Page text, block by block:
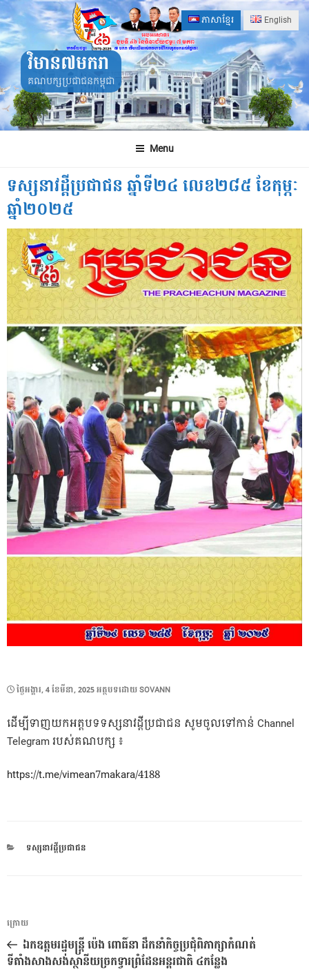
Skip
to
content
ភាសាខ្មែរ English
វិមាន៧មករា
គណបក្សប្រជាជនកម្ពុជា
Menu
ទស្សនាវដ្ដីប្រជាជន ឆ្នាំទី២៤ លេខ២៨៥ ខែកុម្ភៈ
ឆ្នាំ២០២៥
POSTED
ថ្ងៃ​អង្គារ, 4 ខែ​មីនា, 2025អត្ថបទដោយSOVANN
ដើម្បីទាញយកអត្តបទទស្សនាវដ្តីប្រជាជន សូមចូលទៅកាន់ Channel
Telegram​ របស់គណបក្ស ៖
https://t.me/vimean7makara/4188
CATEGORIES
ទស្សនាវដ្តីប្រជាជន
ការ​
នាំទិស​
ប្រកាស
អត្ថបទ
មុន
ក្រោយ
ឯកឧត្តមរដ្ឋមន្រ្តី ប៉េង ពោធិ៍នា ដឹកនាំកិច្ចប្រជុំពិភាក្សាកំណត់
ទីតាំងសាងសង់ស្ថានីយច្រកទ្វារព្រំដែនអន្តរជាតិ ៤កន្លែង